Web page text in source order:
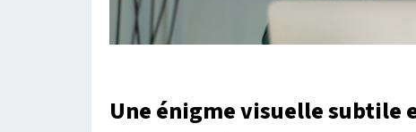
Une énigme visuelle subtile